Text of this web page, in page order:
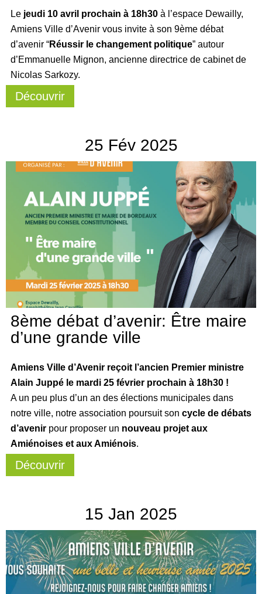
Le jeudi 10 avril prochain à 18h30 à l’espace Dewailly,
Amiens Ville d’Avenir vous invite à son 9ème débat
d’avenir “Réussir le changement politique” autour
d’Emmanuelle Mignon, ancienne directrice de cabinet de
Nicolas Sarkozy.
Découvrir
25 Fév 2025
8ème débat d’avenir: Être maire
d’une grande ville
Amiens Ville d’Avenir reçoit l’ancien Premier ministre
Alain Juppé le mardi 25 février prochain à 18h30 !
A un peu plus d’un an des élections municipales dans
notre ville, notre association poursuit son cycle de débats
d’avenir pour proposer un nouveau projet aux
Amiénoises et aux Amiénois.
Découvrir
15 Jan 2025